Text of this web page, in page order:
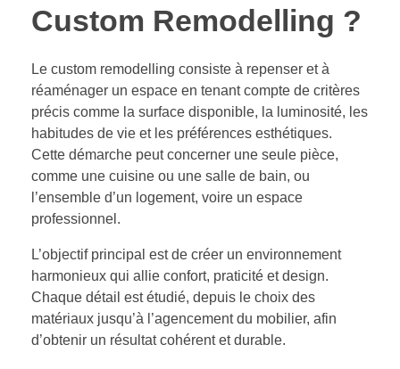
Custom Remodelling ?
Le custom remodelling consiste à repenser et à
réaménager un espace en tenant compte de critères
précis comme la surface disponible, la luminosité, les
habitudes de vie et les préférences esthétiques.
Cette démarche peut concerner une seule pièce,
comme une cuisine ou une salle de bain, ou
l’ensemble d’un logement, voire un espace
professionnel.
L’objectif principal est de créer un environnement
harmonieux qui allie confort, praticité et design.
Chaque détail est étudié, depuis le choix des
matériaux jusqu’à l’agencement du mobilier, afin
d’obtenir un résultat cohérent et durable.